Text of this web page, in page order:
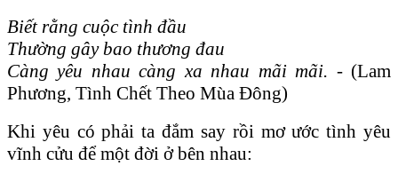
Biết rằng cuộc tình đầu
Thường gây bao thương đau
Càng yêu nhau càng xa nhau mãi mãi. - (Lam
Phương, Tình Chết Theo Mùa Đông)
Khi yêu có phải ta đắm say rồi mơ ước tình yêu
vĩnh cửu để một đời ở bên nhau: